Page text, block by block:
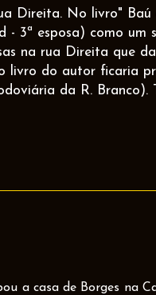
Direita. No livro"
3ª esposa) como um
na rua Direita que
livro do autor ficaria
da R. Branco).
a casa de Borges na